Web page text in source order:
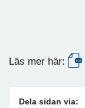
Läs mer här:
Dela sidan via: